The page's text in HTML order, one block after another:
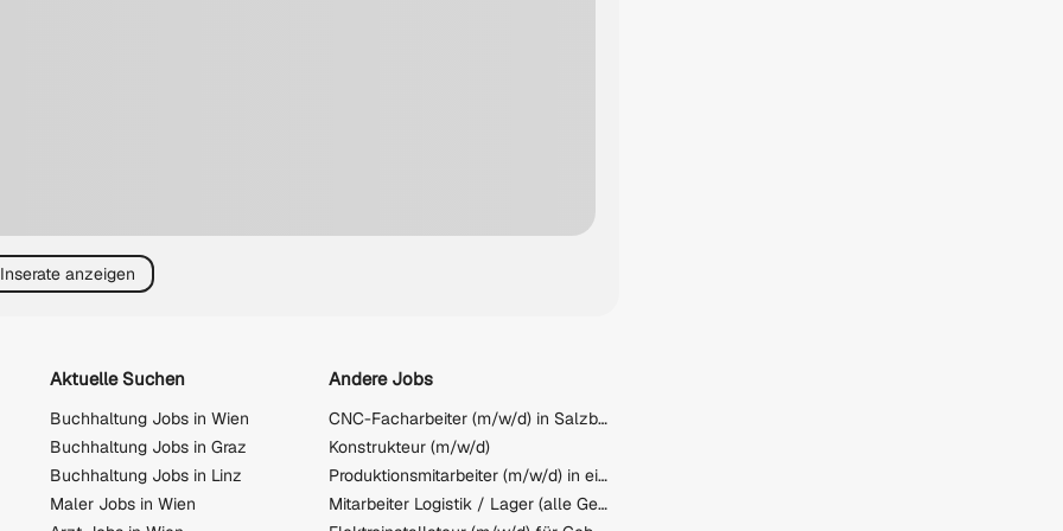
anzeigen
Aktuelle Suchen
Buchhaltung Jobs in Wien
Buchhaltung Jobs in Graz
Buchhaltung Jobs in Linz
Maler Jobs in Wien
Andere Jobs
CNC-Facharbeiter (m/w/d) in Salzburg
Konstrukteur (m/w/d)
Produktionsmitarbeiter (m/w/d) in einem renommierten Unternehmen!
Mitarbeiter Logistik / Lager (alle Geschlechter)